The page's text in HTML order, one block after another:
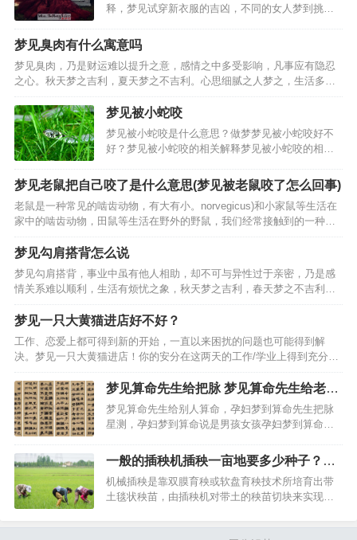
释，梦见试穿新衣服的吉凶，不同的女人梦到挑选
女人梦到挑选新衣服的其他梦境解析，女人梦到挑
选新衣服的吉凶，女人梦见穿新衣服是怎么回事，
已婚女人梦见试穿衣服…
梦见臭肉有什么寓意吗
梦见臭肉，乃是财运难以提升之意，感情之中多受影响，凡事应有隐忍
之心。秋天梦之吉利，夏天梦之不吉利。心思细腻之人梦之，生活多有
好运，与他人间真诚相待，财运颇丰之征兆。离婚之女人梦见臭肉，主
事业中有他人信任，财运可得改善之意，事业良好之意，与他…
梦见被小蛇咬
梦见被小蛇咬是什么意思？做梦梦见被小蛇咬好不
好？梦见被小蛇咬的相关解释梦见被小蛇咬的相关
蛇，我用灭蚊虫的药把它喷死了，窗外大蛇盘着找
我报仇，是条大蟒蛇，不知道怎么出来好几条大蟒
蛇，朋友帮着把大蛇都…
梦见老鼠把自己咬了是什么意思(梦见被老鼠咬了怎么回事)
老鼠是一种常见的啮齿动物，有大有小。norvegicus)和小家鼠等生活在
家中的啮齿动物，田鼠等生活在野外的野鼠，我们经常接触到的一种老
鼠是宠物鼠:仓鼠。但是对于老鼠咬伤，很多人可能不知道怎么处理，甚
至很多人认为这是小问题，就不去重视，只是…
梦见勾肩搭背怎么说
梦见勾肩搭背，事业中虽有他人相助，却不可与异性过于亲密，乃是感
情关系难以顺利，生活有烦忧之象，秋天梦之吉利，春天梦之不吉利。
在外谋职之人梦之，未婚恋爱中女子梦见勾肩搭背，得此梦生活可得缓
解之意，事业中多可有得财之机遇，彼此事业可有顺遂之事，…
梦见一只大黄猫进店好不好？
工作、恋爱上都可得到新的开始，一直以来困扰的问题也可能得到解
决。梦见一只大黄猫进店！你的安分在这两天的工作/学业上得到充分的
体现，颇有积攒钱财的兴致，会出于养老计划的考虑！如果在这两天觉
得你无趣的异性！很难成为日后长久的伴侣，上学的人梦见一…
梦见算命先生给把脉 梦见算命先生给老公
算命
梦见算命先生给别人算命，孕妇梦到算命先生把脉
星测，孕妇梦到算命说是男孩女孩孕妇梦到算命说
妇梦到算命先生说怀女孩准吗孕妇梦到算命先生说
自己是男孩孕妇梦。梦见箅命先生给我儿子算命:梦
见算命先生给我算命…
一般的插秧机插秧一亩地要多少种子？育
秧技术要点有哪些？
机械插秧是靠双膜育秧或软盘育秧技术所培育出带
土毯状秧苗，由插秧机对带土的秧苗切块来实现分